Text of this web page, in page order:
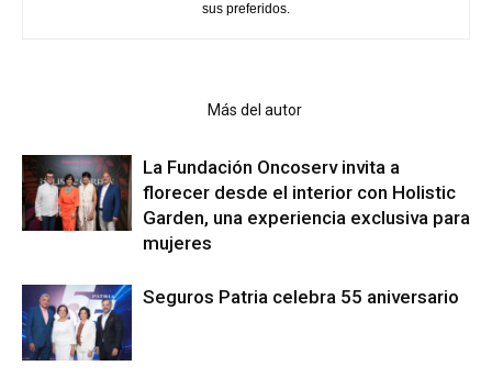
sus preferidos.
Más del autor
La Fundación Oncoserv invita a
florecer desde el interior con Holistic
Garden, una experiencia exclusiva para
mujeres
Seguros Patria celebra 55 aniversario